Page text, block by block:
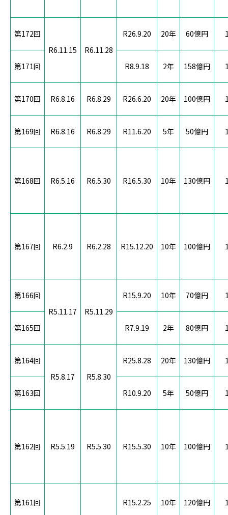
第172回
R6.11.15
R6.11.28
R26.9.20 20年 60億円
第171回 R8.9.18 2年 158億円
第170回 R6.8.16 R6.8.29 R26.6.20 20年 100億円
第169回 R6.8.16 R6.8.29 R11.6.20 5年 50億円
第168回 R6.5.16 R6.5.30 R16.5.30 10年 130億円
第167回 R6.2.9 R6.2.28 R15.12.20 10年 100億円
第166回
R5.11.17
R5.11.29
R15.9.20 10年 70億円
第165回 R7.9.19 2年 80億円
第164回
R5.8.17
R5.8.30
R25.8.28 20年 130億円
第163回 R10.9.20 5年 50億円
第162回 R5.5.19 R5.5.30 R15.5.30 10年 100億円
第161回
R15.2.25 10年 120億円